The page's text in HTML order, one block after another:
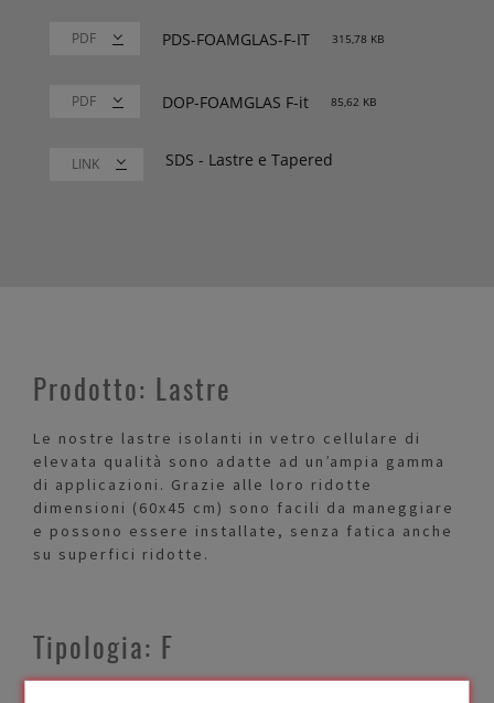
PDS-FOAMGLAS-F-IT 315,78 KB
DOP-FOAMGLAS F-it 85,62 KB
LINK SDS - Lastre e Tapered
Prodotto: Lastre
Le nostre lastre isolanti in vetro cellulare di
elevata qualità sono adatte ad un’ampia gamma
di applicazioni. Grazie alle loro ridotte
dimensioni (60x45 cm) sono facili da maneggiare
e possono essere installate, senza fatica anche
su superfici ridotte.
Tipologia: F